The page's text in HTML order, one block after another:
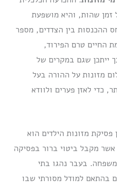
שהות, והיא מושפעת
ההכנסות בין הצדדים, מספר
החיים טרם הפירוד,
ייתכן שגם במקרים של
מזונות על ההורה בעל
כדי לאזן פערים ולוודא
מזונות הילדים הוא
מקבל ביטוי ברור בפסיקה
בעבר נהגו בתי
בהתאם למודל מסורתי שבו